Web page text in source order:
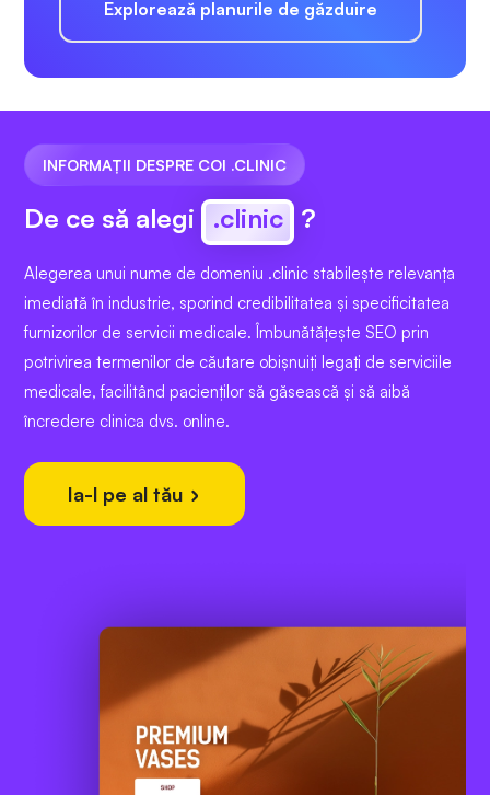
Explorează planurile de găzduire
INFORMAȚII DESPRE COI .CLINIC
De ce să alegi .clinic ?
Alegerea unui nume de domeniu .clinic stabilește relevanța
imediată în industrie, sporind credibilitatea și specificitatea
furnizorilor de servicii medicale. Îmbunătățește SEO prin
potrivirea termenilor de căutare obișnuiți legați de serviciile
medicale, facilitând pacienților să găsească și să aibă
încredere clinica dvs. online.
Ia-l pe al tău